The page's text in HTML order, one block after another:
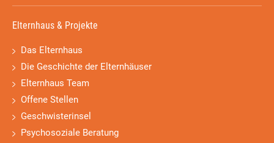
Elternhaus & Projekte
Das Elternhaus
Die Geschichte der Elternhäuser
Elternhaus Team
Offene Stellen
Geschwisterinsel
Psychosoziale Beratung